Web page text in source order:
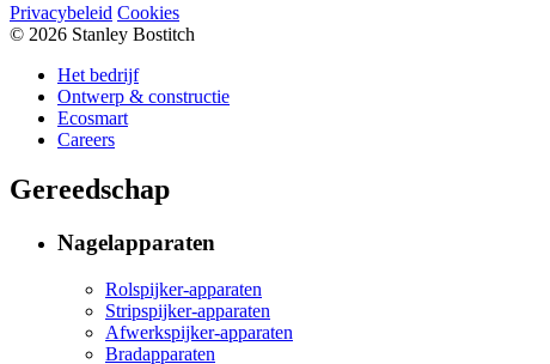
Privacybeleid Cookies
© 2026 Stanley Bostitch
Het bedrijf
Ontwerp & constructie
Ecosmart
Careers
Gereedschap
Nagelapparaten
Rolspijker-apparaten
Stripspijker-apparaten
Afwerkspijker-apparaten
Bradapparaten